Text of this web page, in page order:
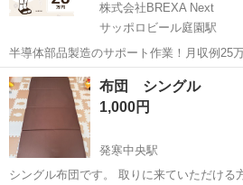
株式会社BREXA Next
サッポロビール庭園駅
半導体部品製造のサポート作業！月収例25
活躍中！座り作業！空調完備なので1年中
＆無料駐車場あり★作業着無償貸与◎《北海道恵庭市》
お仕事 ◇半導体部品製造作...
北海道 恵庭市 サッポロビール庭園駅
布団 シングル
1,000円
発寒中央駅
シングル布団です。 取りに来ていただける